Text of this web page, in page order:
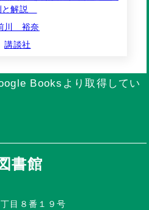
と解説
川 裕奈
講談社
Booksより取得してい
書館
目８番１９号